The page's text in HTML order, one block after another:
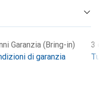
Garanzia (Bring-in)
di garanzia
3